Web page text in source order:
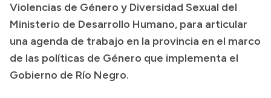
Compras y licitaciones
Consulta de expedientes
Consulta de pago a proveedores
Convocatorias
Violencias de Género y Diversidad Sexual del
Ministerio de Desarrollo Humano, para articular
una agenda de trabajo en la provincia en el marco
de las políticas de Género que implementa el
Gobierno de Río Negro.